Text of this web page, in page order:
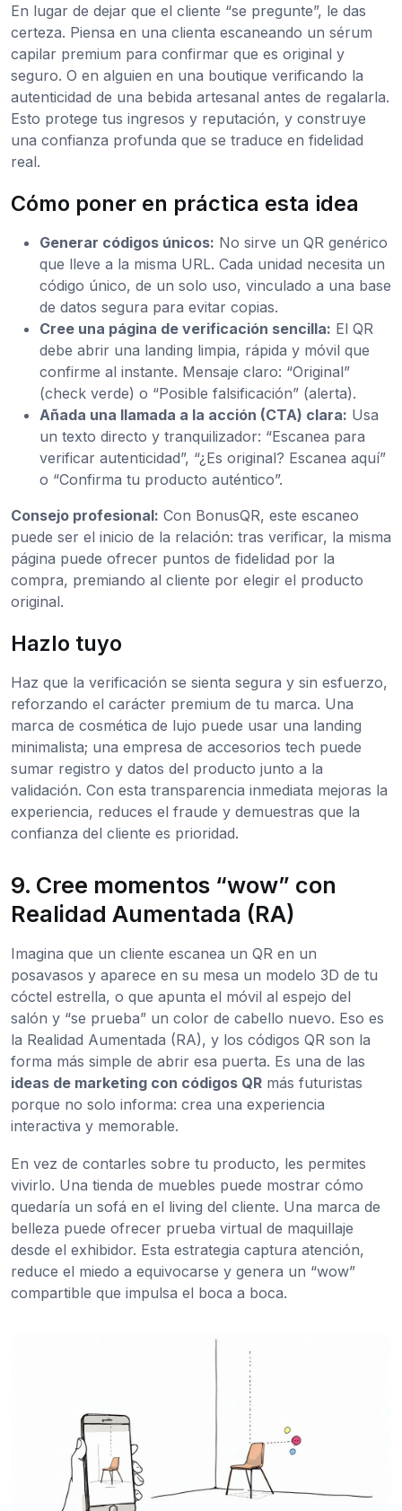
En lugar de dejar que el cliente “se pregunte”, le das
certeza. Piensa en una clienta escaneando un sérum
capilar premium para confirmar que es original y
seguro. O en alguien en una boutique verificando la
autenticidad de una bebida artesanal antes de regalarla.
Esto protege tus ingresos y reputación, y construye
una confianza profunda que se traduce en fidelidad
real.
Cómo poner en práctica esta idea
Generar códigos únicos: No sirve un QR genérico
que lleve a la misma URL. Cada unidad necesita un
código único, de un solo uso, vinculado a una base
de datos segura para evitar copias.
Cree una página de verificación sencilla: El QR
debe abrir una landing limpia, rápida y móvil que
confirme al instante. Mensaje claro: “Original”
(check verde) o “Posible falsificación” (alerta).
Añada una llamada a la acción (CTA) clara: Usa
un texto directo y tranquilizador: “Escanea para
verificar autenticidad”, “¿Es original? Escanea aquí”
o “Confirma tu producto auténtico”.
Consejo profesional: Con BonusQR, este escaneo
puede ser el inicio de la relación: tras verificar, la misma
página puede ofrecer puntos de fidelidad por la
compra, premiando al cliente por elegir el producto
original.
Hazlo tuyo
Haz que la verificación se sienta segura y sin esfuerzo,
reforzando el carácter premium de tu marca. Una
marca de cosmética de lujo puede usar una landing
minimalista; una empresa de accesorios tech puede
sumar registro y datos del producto junto a la
validación. Con esta transparencia inmediata mejoras la
experiencia, reduces el fraude y demuestras que la
confianza del cliente es prioridad.
9. Cree momentos “wow” con
Realidad Aumentada (RA)
Imagina que un cliente escanea un QR en un
posavasos y aparece en su mesa un modelo 3D de tu
cóctel estrella, o que apunta el móvil al espejo del
salón y “se prueba” un color de cabello nuevo. Eso es
la Realidad Aumentada (RA), y los códigos QR son la
forma más simple de abrir esa puerta. Es una de las
ideas de marketing con códigos QR más futuristas
porque no solo informa: crea una experiencia
interactiva y memorable.
En vez de contarles sobre tu producto, les permites
vivirlo. Una tienda de muebles puede mostrar cómo
quedaría un sofá en el living del cliente. Una marca de
belleza puede ofrecer prueba virtual de maquillaje
desde el exhibidor. Esta estrategia captura atención,
reduce el miedo a equivocarse y genera un “wow”
compartible que impulsa el boca a boca.